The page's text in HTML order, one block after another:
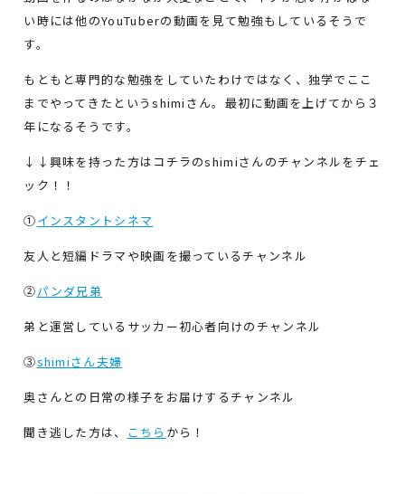
い時には他のYouTuberの動画を見て勉強もしているそうで
す。
もともと専門的な勉強をしていたわけではなく、独学でここ
までやってきたというshimiさん。最初に動画を上げてから３
年になるそうです。
↓↓興味を持った方はコチラのshimiさんのチャンネルをチェ
ック！！
①インスタントシネマ
友人と短編ドラマや映画を撮っているチャンネル
②パンダ兄弟
弟と運営しているサッカー初心者向けのチャンネル
③shimiさん夫婦
奥さんとの日常の様子をお届けするチャンネル
聞き逃した方は、 こちら から！